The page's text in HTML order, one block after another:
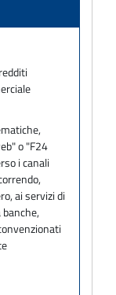
o "F24
i canali
ai servizi di